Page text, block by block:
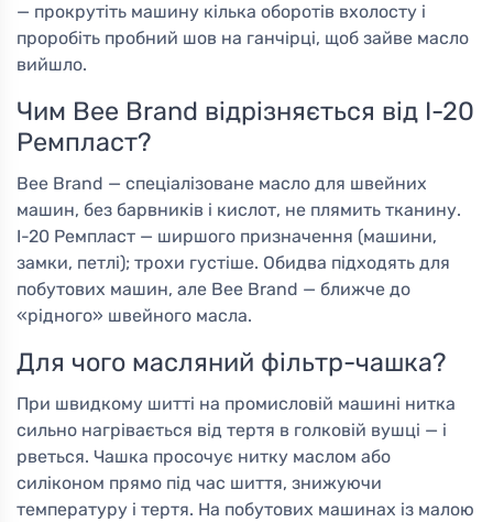
— прокрутіть машину кілька оборотів вхолосту і
проробіть пробний шов на ганчірці, щоб зайве масло
вийшло.
Чим Bee Brand відрізняється від І-20
Ремпласт?
Bee Brand — спеціалізоване масло для швейних
машин, без барвників і кислот, не плямить тканину.
І-20 Ремпласт — ширшого призначення (машини,
замки, петлі); трохи густіше. Обидва підходять для
побутових машин, але Bee Brand — ближче до
«рідного» швейного масла.
Для чого масляний фільтр-чашка?
При швидкому шитті на промисловій машині нитка
сильно нагрівається від тертя в голковій вушці — і
рветься. Чашка просочує нитку маслом або
силіконом прямо під час шиття, знижуючи
температуру і тертя. На побутових машинах із малою